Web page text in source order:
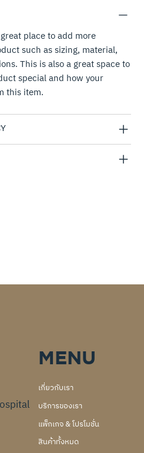
place to add more
such as sizing, material,
This is also a great space to
special and how your
this item.
MENU
เกี่ยวกับเรา
บริการของเรา
แพ็กเกจ & โปรโมชั่น
สินค้าทั้งหมด